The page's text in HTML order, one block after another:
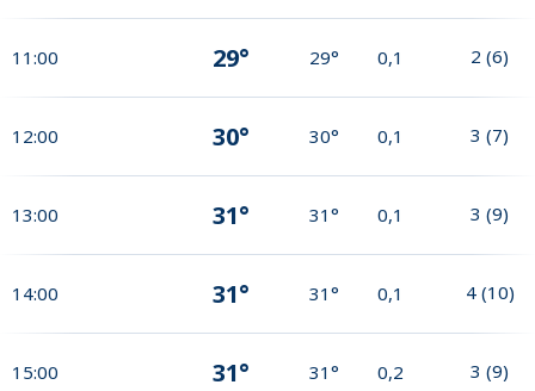
11:00 29° 29° 0,1 2 (6)
12:00 30° 30° 0,1 3 (7)
13:00 31° 31° 0,1 3 (9)
14:00 31° 31° 0,1 4 (10)
15:00 31° 31° 0,2 3 (9)